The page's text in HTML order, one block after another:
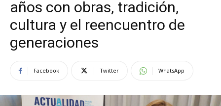
años con obras, tradición,
cultura y el reencuentro de
generaciones
Facebook Twitter WhatsApp